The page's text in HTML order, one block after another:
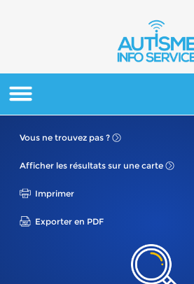
Vous ne trouvez pas ?
Afficher les résultats sur une carte
Imprimer
Exporter en PDF